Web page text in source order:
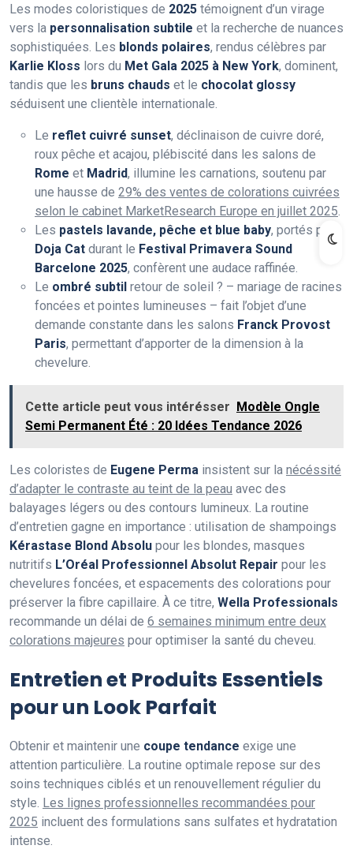
Les modes coloristiques de 2025 témoignent d’un virage
vers la personnalisation subtile et la recherche de nuances
sophistiquées. Les blonds polaires, rendus célèbres par
Karlie Kloss lors du Met Gala 2025 à New York, dominent,
tandis que les bruns chauds et le chocolat glossy
séduisent une clientèle internationale.
Le reflet cuivré sunset, déclinaison de cuivre doré,
roux pêche et acajou, plébiscité dans les salons de
Rome et Madrid, illumine les carnations, soutenu par
une hausse de 29% des ventes de colorations cuivrées
selon le cabinet MarketResearch Europe en juillet 2025
Les pastels lavande, pêche et blue baby, portés par
Doja Cat durant le Festival Primavera Sound
Barcelone 2025, confèrent une audace raffinée.
Le ombré subtil retour de soleil ? – mariage de racines
foncées et pointes lumineuses – fait l’objet d’une
demande constante dans les salons Franck Provost
Paris, permettant d’apporter de la dimension à la
chevelure.
Cette article peut vous intérésser Modèle Ongle
Semi Permanent Été : 20 Idées Tendance 2026
Les coloristes de Eugene Perma insistent sur la nécéssité
d’adapter le contraste au teint de la peau avec des
balayages légers ou des contours lumineux. La routine
d’entretien gagne en importance : utilisation de shampoings
Kérastase Blond Absolu pour les blondes, masques
nutritifs L’Oréal Professionnel Absolut Repair pour les
chevelures foncées, et espacements des colorations pour
préserver la fibre capillaire. À ce titre, Wella Professionals
recommande un délai de 6 semaines minimum entre deux
colorations majeures pour optimiser la santé du cheveu.
Entretien et Produits Essentiels
pour un Look Parfait
Obtenir et maintenir une coupe tendance exige une
attention particulière. La routine optimale repose sur des
soins techniques ciblés et un renouvellement régulier du
style. Les lignes professionnelles recommandées pour
2025 incluent des formulations sans sulfates et hydratation
intense.